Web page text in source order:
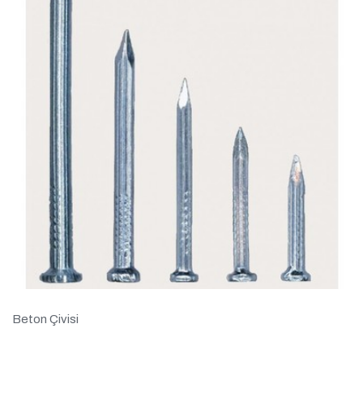
Beton Çivisi